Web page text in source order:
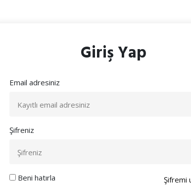
Giriş Yap
Email adresiniz
Şifreniz
Beni hatırla Şifremi